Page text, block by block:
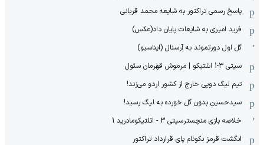
پاسخ رسمی تراکتور به شایعه محمد قربانی
فرید امیری به شایعات پایان داد(عکس)
گل اول دورتموند به آرسنال (ایناسیو)
سیتی 3-1 اتلتیکو | مرموش قهرمان سئول
تیم لیگ دویی خارج از کشور اردو می‌زند!
سیدحسین بدون گل خورده به لیگ رسید!
خلاصه بازی منچسترسیتی 3 - اتلتیکومادرید 1
انگشت قرمز نکونام پای قرارداد تراکتور